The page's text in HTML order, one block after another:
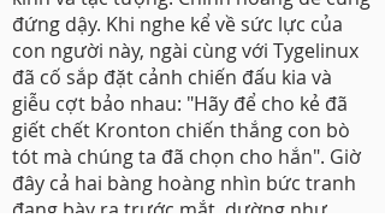
đứng dậy. Khi nghe kể về sức lực của
con người này, ngài cùng với Tygelinux
đã cố sắp đặt cảnh chiến đấu kia và
giễu cợt bảo nhau: "Hãy để cho kẻ đã
giết chết Kronton chiến thắng con bò
tót mà chúng ta đã chọn cho hắn". Giờ
đây cả hai bàng hoàng nhìn bức tranh
đang bày ra trước mắt, dường như